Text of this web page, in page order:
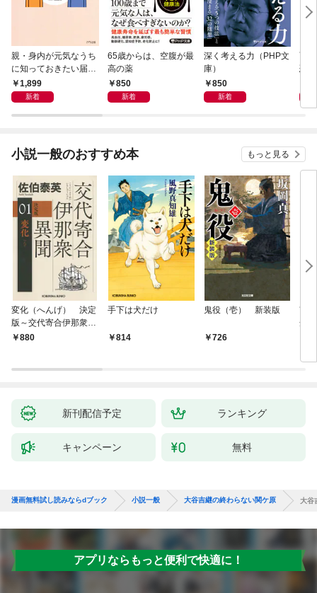
親・身内が元気なうち
に知っておきたい届
出・手続きの準備（き
ずな出版）
1,899
新着
65歳からは、空腹が最
高の薬
850
新着
深く考える力（PHP文
庫）
850
新着
面
恐
小説一般のおすすめ本 もっと見る
変化（へんげ） 決定
版～交代寄合伊那衆異
聞（1）～
880
手下は犬だけ
814
鬼役（壱） 新装版
726
南
舟
新刊配信予定 ランキング
キャンペーン 無料
漫画無料試し読みならdブック 小説一般 大谷吉継の終わらない関ケ原 大谷
アプリならもっと便利で快適に！